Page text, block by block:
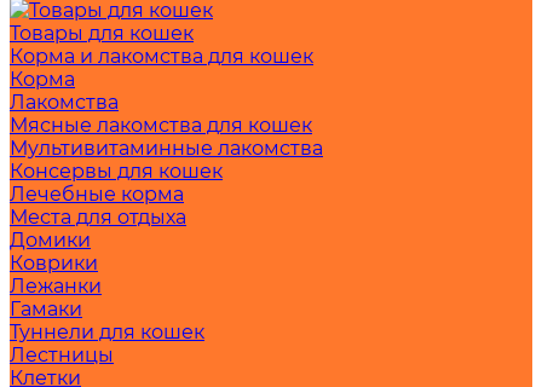
Товары для кошек
Корма и лакомства для кошек
Корма
Лакомства
Мясные лакомства для кошек
Мультивитаминные лакомства
Консервы для кошек
Лечебные корма
Места для отдыха
Домики
Коврики
Лежанки
Гамаки
Туннели для кошек
Лестницы
Клетки